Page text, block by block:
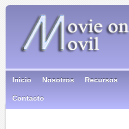
Inicio Nosotros Recursos
Contacto